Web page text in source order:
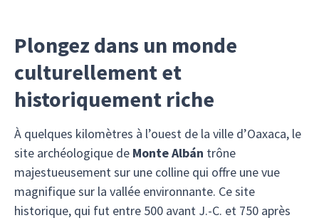
Plongez dans un monde
culturellement et
historiquement riche
À quelques kilomètres à l’ouest de la ville d’Oaxaca, le
site archéologique de Monte Albán trône
majestueusement sur une colline qui offre une vue
magnifique sur la vallée environnante. Ce site
historique, qui fut entre 500 avant J.-C. et 750 après